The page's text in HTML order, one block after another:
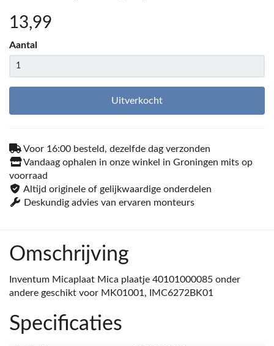
13,99
Aantal
Uitverkocht
Voor 16:00 besteld, dezelfde dag verzonden
Vandaag ophalen in onze winkel in Groningen mits op
voorraad
Altijd originele of gelijkwaardige onderdelen
Deskundig advies van ervaren monteurs
Omschrijving
Inventum Micaplaat Mica plaatje 40101000085 onder
andere geschikt voor MK01001, IMC6272BK01
Specificaties